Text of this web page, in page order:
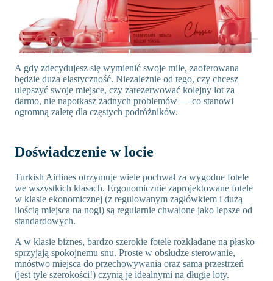
A gdy zdecydujesz się wymienić swoje mile, zaoferowana
będzie duża elastyczność. Niezależnie od tego, czy chcesz
ulepszyć swoje miejsce, czy zarezerwować kolejny lot za
darmo, nie napotkasz żadnych problemów — co stanowi
ogromną zaletę dla częstych podróżników.
Doświadczenie w locie
Turkish Airlines otrzymuje wiele pochwał za wygodne fotele
we wszystkich klasach. Ergonomicznie zaprojektowane fotele
w klasie ekonomicznej (z regulowanym zagłówkiem i dużą
ilością miejsca na nogi) są regularnie chwalone jako lepsze od
standardowych.
A w klasie biznes, bardzo szerokie fotele rozkładane na płasko
sprzyjają spokojnemu snu. Proste w obsłudze sterowanie,
mnóstwo miejsca do przechowywania oraz sama przestrzeń
(jest tyle szerokości!) czynią je idealnymi na długie loty.